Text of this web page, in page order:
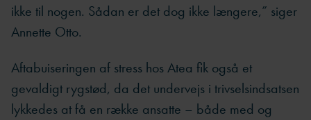
ikke til nogen. Sådan er det dog ikke længere,” siger
Annette Otto.
Aftabuiseringen af stress hos Atea fik også et
gevaldigt rygstød, da det undervejs i trivselsindsatsen
lykkedes at få en række ansatte – både med og